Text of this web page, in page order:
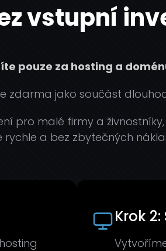
vstupní
pouze za hosting a
zdarma jako součást
pro malé firmy a
rychle a bez zbytečných
Krok